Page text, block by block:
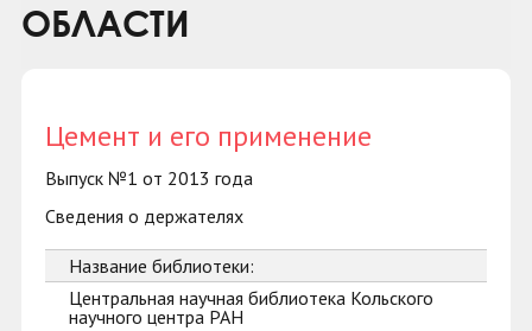
ОБЛАСТИ
Цемент и его применение
Выпуск №1 от 2013 года
Сведения о держателях
Название библиотеки:
Центральная научная библиотека Кольского
научного центра РАН